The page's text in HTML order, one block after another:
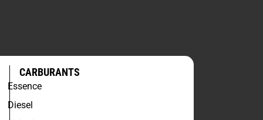
CARBURANTS
Essence
Diesel